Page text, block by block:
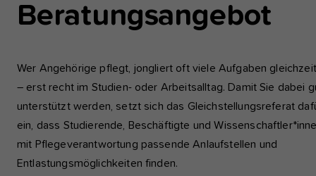
Beratungsangebot
Wer Angehörige pflegt, jongliert oft viele Aufgaben
– erst recht im Studien- oder Arbeitsalltag. Damit Sie dabei
unterstützt werden, setzt sich das Gleichstellungsreferat
ein, dass Studierende, Beschäftigte und
mit Pflegeverantwortung passende Anlaufstellen und
Entlastungsmöglichkeiten finden.
Analyse und Performance
zu verbessern.
Name etracker
Anbieter etracker GmbH - 20459 Hamburg
Laufzeit
Cookie-Informationen anzeigen
Externe Inhalte
Wir verwenden auf unserer Website externe Inhalte, um Ihnen